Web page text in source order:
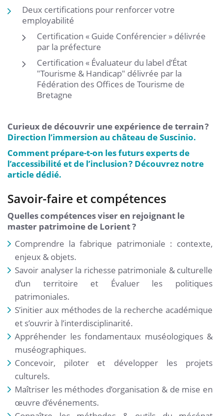
Deux certifications pour renforcer votre
employabilité
Certification « Guide Conférencier » délivrée
par la préfecture
Certification « Évaluateur du label d’État
"Tourisme & Handicap" délivrée par la
Fédération des Offices de Tourisme de
Bretagne
Curieux de découvrir une expérience de terrain ?
Direction l’immersion au château de Suscinio.
Comment prépare-t-on les futurs experts de
l’accessibilité et de l’inclusion ? Découvrez notre
article dédié.
Savoir-faire et compétences
Quelles compétences viser en rejoignant le
master patrimoine de Lorient ?
Comprendre la fabrique patrimoniale : contexte,
enjeux & objets.
Savoir analyser la richesse patrimoniale & culturelle
d’un territoire et Évaluer les politiques
patrimoniales.
S’initier aux méthodes de la recherche académique
et s’ouvrir à l’interdisciplinarité.
Appréhender les fondamentaux muséologiques &
muséographiques.
Concevoir, piloter et développer les projets
culturels.
Maîtriser les méthodes d’organisation & de mise en
œuvre d’événements.